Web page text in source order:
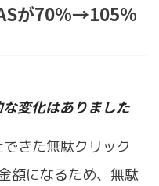
が70%→105%
変化はありました
きた無駄クリック
額になるため、無駄